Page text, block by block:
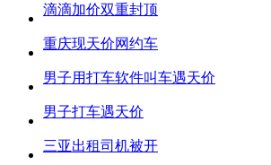
滴滴加价双重封顶
重庆现天价网约车
男子用打车软件叫车遇天价
男子打车遇天价
三亚出租司机被开